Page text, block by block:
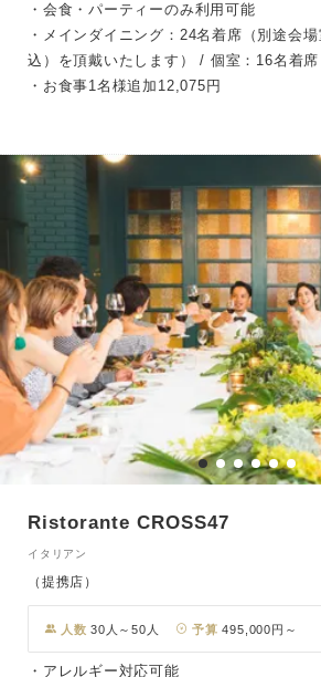
・会食・パーティーのみ利用可能
・メインダイニング：24名着席（別途会
込）を頂戴いたします） / 個室：16名着席
・お食事1名様追加12,075円
Ristorante CROSS47
イタリアン
（提携店）
人数 30人～50人 予算 495,000円～
・アレルギー対応可能